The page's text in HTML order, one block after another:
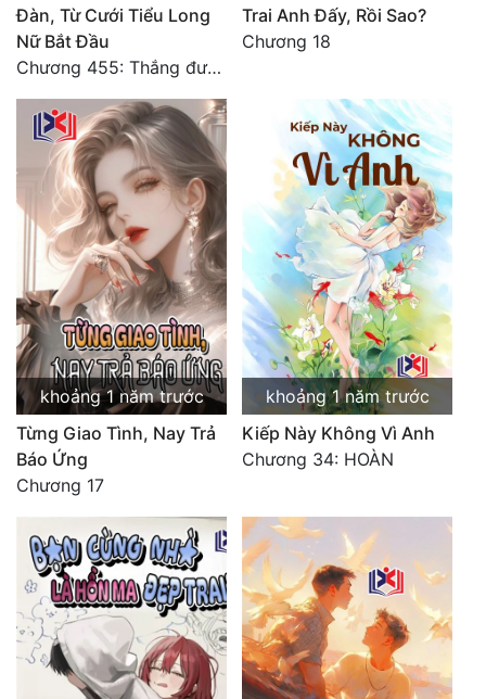
Đàn, Từ Cưới Tiểu Long
Nữ Bắt Đầu
Chương 455: Thắng được sự tôn trọng.
Trai Anh Đấy, Rồi Sao?
Chương 18
khoảng 1 năm trước
Từng Giao Tình, Nay Trả
Báo Ứng
Chương 17
khoảng 1 năm trước
Kiếp Này Không Vì Anh
Chương 34: HOÀN